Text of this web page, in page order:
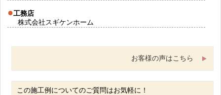
工務店
株式会社スギケンホーム
お客様の声はこちら
この施工例についてのご質問はお気軽に！